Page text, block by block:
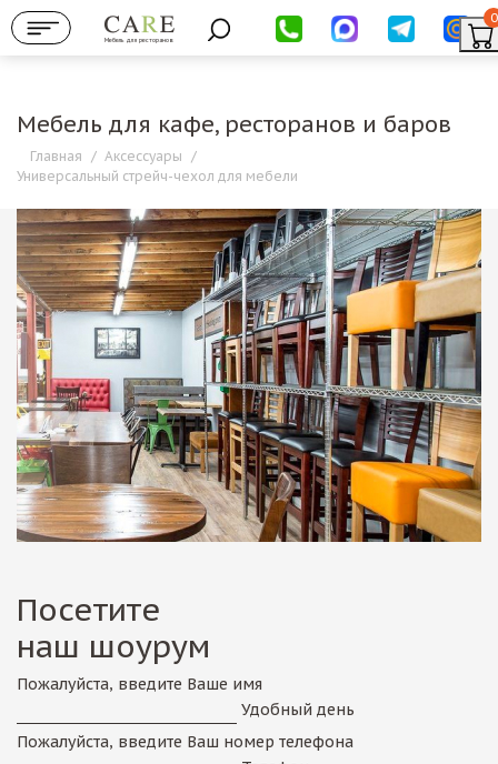
Мебель для ресторанов
0
Мебель для кафе, ресторанов и баров
Главная / Аксессуары /
Универсальный стрейч-чехол для мебели
Посетите
наш шоурум
Пожалуйста, введите Ваше имя
Удобный день
Пожалуйста, введите Ваш номер телефона